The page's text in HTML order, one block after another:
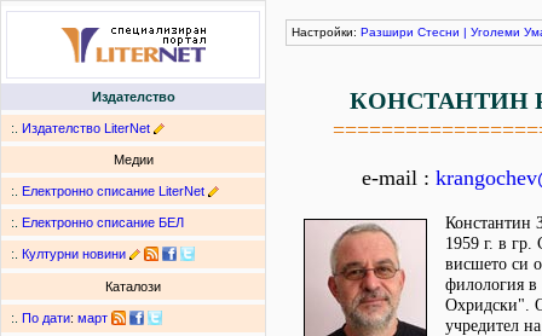
Издателство
:. Издателство LiterNet
Медии
:. Електронно списание LiterNet
:. Електронно списание БЕЛ
:. Културни новини
Каталози
:. По дати: март
Настройки: Разшири Стесни | Уголеми
КОНСТАНТИН
e-mail :
Константин
1959 г. в гр.
висшето си
филология
Охридски".
учредител